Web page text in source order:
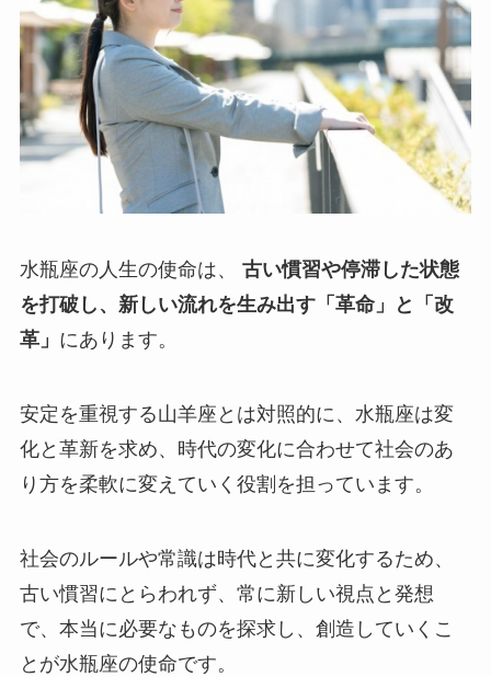
水瓶座の人生の使命は、 古い慣習や停滞した状態
を打破し、新しい流れを生み出す「革命」と「改
革」 にあります。
安定を重視する山羊座とは対照的に、水瓶座は変
化と革新を求め、時代の変化に合わせて社会のあ
り方を柔軟に変えていく役割を担っています。
社会のルールや常識は時代と共に変化するため、
古い慣習にとらわれず、常に新しい視点と発想
で、本当に必要なものを探求し、創造していくこ
とが水瓶座の使命です。